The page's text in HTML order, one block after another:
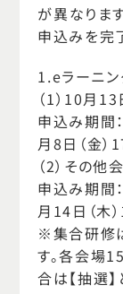
が異なりま
申込みを完
1.eラーニン
（1）10月
申込み期間
月8日（金）
（2）その他
申込み期間
月14日（木
※集合研修
す。各会場
合は【抽選】